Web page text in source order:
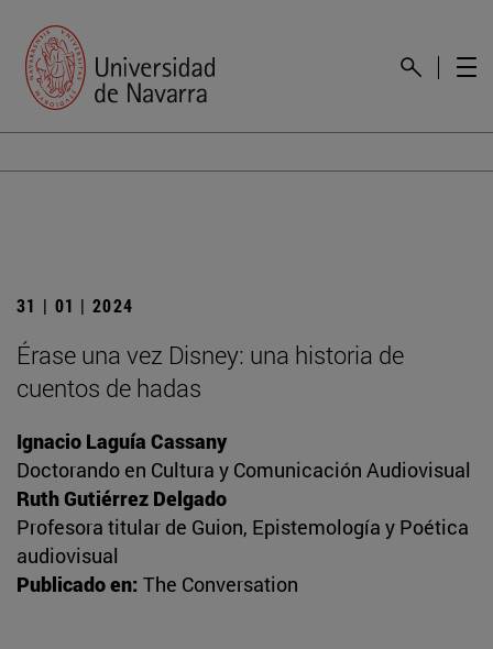
31 | 01 | 2024
Érase una vez Disney: una historia de
cuentos de hadas
Ignacio Laguía Cassany
Doctorando en Cultura y Comunicación Audiovisual
Ruth Gutiérrez Delgado
Profesora titular de Guion, Epistemología y Poética
audiovisual
Publicado en: The Conversation